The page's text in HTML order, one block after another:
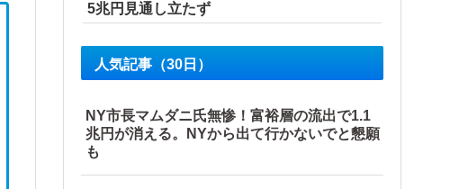
5兆円見通し立たず
人気記事（30日）
NY市長マムダニ氏無惨！富裕層の流出で1.1
兆円が消える。NYから出て行かないでと懇願
も